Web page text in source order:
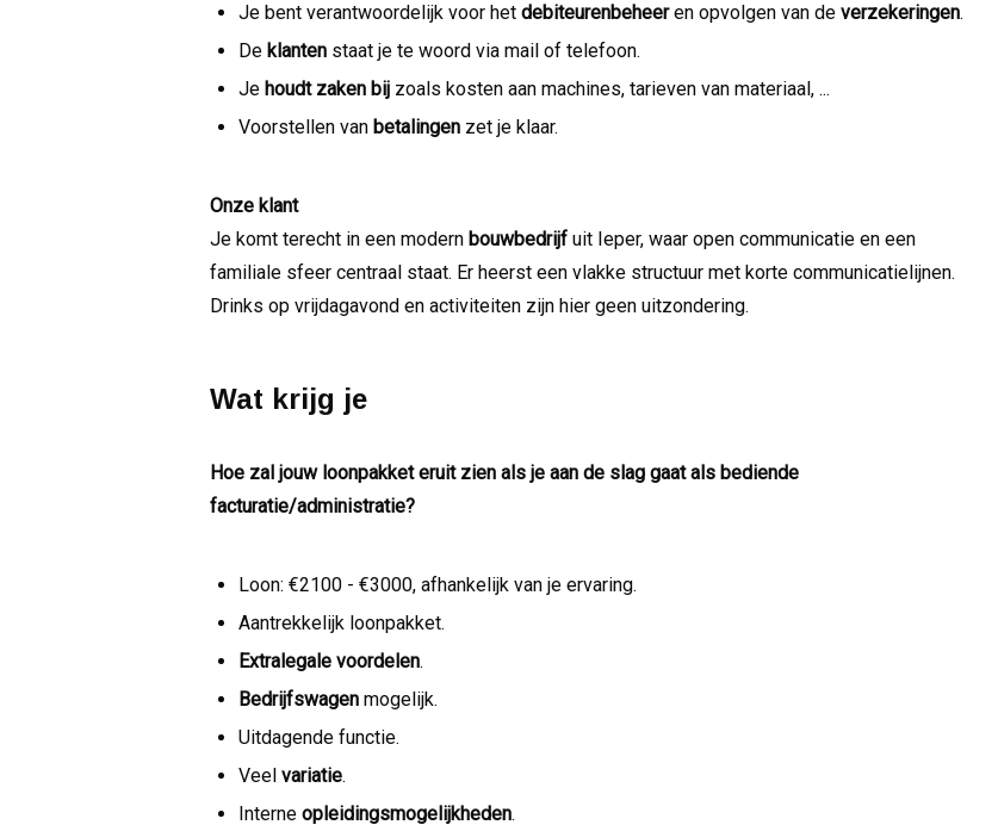
Je bent verantwoordelijk voor het debiteurenbeheeren opvolgen van de verzekeringen.
De klanten staat je te woord via mail of telefoon.
Je houdt zaken bij zoals kosten aan machines, tarieven van materiaal, ...
Voorstellen van betalingen zet je klaar.
Onze klant
Je komt terecht in een modern bouwbedrijf uit Ieper, waar open communicatie en een
familiale sfeer centraal staat. Er heerst een vlakke structuur met korte communicatielijnen.
Drinks op vrijdagavond en activiteiten zijn hier geen uitzondering.
Wat krijg je
Hoe zal jouw loonpakket eruit zien als je aan de slag gaat als bediende
facturatie/administratie?
Loon: €2100 - €3000, afhankelijk van je ervaring.
Aantrekkelijk loonpakket.
Extralegale voordelen.
Bedrijfswagen mogelijk.
Uitdagende functie.
Veel variatie.
Interne opleidingsmogelijkheden.